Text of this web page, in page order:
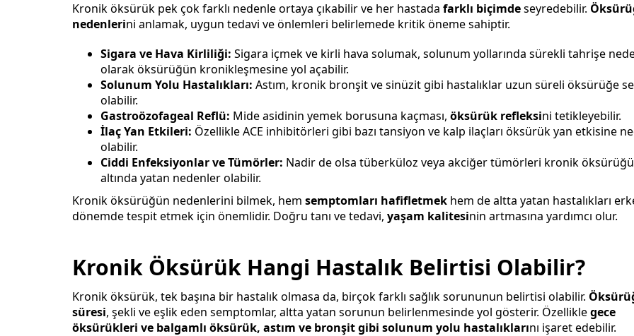
Kronik öksürük pek çok farklı nedenle ortaya çıkabilir ve her hastada farklı biçimdeseyredebilir.
nedenlerini anlamak, uygun tedavi ve önlemleri belirlemede kritik öneme sahiptir.
Sigara ve Hava Kirliliği: Sigara içmek ve kirli hava solumak, solunum yollarında sürekli tahrişe
olarak öksürüğün kronikleşmesine yol açabilir.
Solunum Yolu Hastalıkları: Astım, kronik bronşit ve sinüzit gibi hastalıklar uzun süreli öksürüğe
olabilir.
Gastroözofageal Reflü: Mide asidinin yemek borusuna kaçması, öksürük refleksini tetikleyebilir.
İlaç Yan Etkileri: Özellikle ACE inhibitörleri gibi bazı tansiyon ve kalp ilaçları öksürük yan etkisine
olabilir.
Ciddi Enfeksiyonlar ve Tümörler: Nadir de olsa tüberküloz veya akciğer tümörleri kronik
altında yatan nedenler olabilir.
Kronik öksürüğün nedenlerini bilmek, hem semptomları hafifletmek hem de altta yatan hastalıkları
dönemde tespit etmek için önemlidir. Doğru tanı ve tedavi, yaşam kalitesinin artmasına yardımcı olur.
Kronik Öksürük Hangi Hastalık Belirtisi Olabilir?
Kronik öksürük, tek başına bir hastalık olmasa da, birçok farklı sağlık sorununun belirtisi olabilir.
süresi, şekli ve eşlik eden semptomlar, altta yatan sorunun belirlenmesinde yol gösterir. Özelliklegece
öksürükleri ve balgamlı öksürük, astım ve bronşit gibi solunum yolu hastalıklarını işaret edebilir.